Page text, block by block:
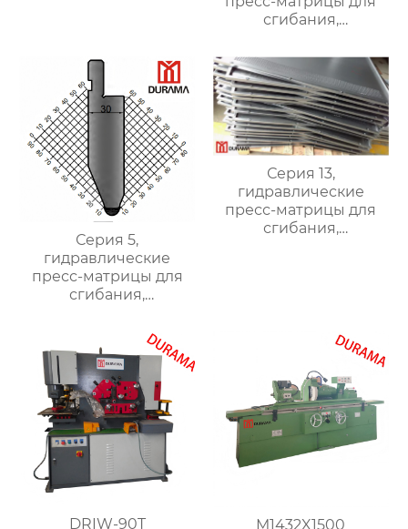
сгибания,
формы для сгибания
листового металла
Серия 5,
гидравлические
пресс-матрицы для
сгибания,
формы для сгибания
листового металла
Серия 13,
гидравлические
пресс-матрицы для
сгибания,
DRIW-90T
M1432X1500